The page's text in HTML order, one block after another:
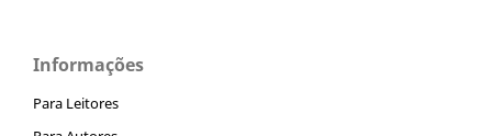
Informações
Para Leitores